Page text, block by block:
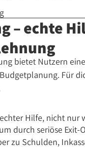
– echte
bietet Nutzern
Für
Hilfe, nicht nur
durch seriöse Exit-
zu Schulden,